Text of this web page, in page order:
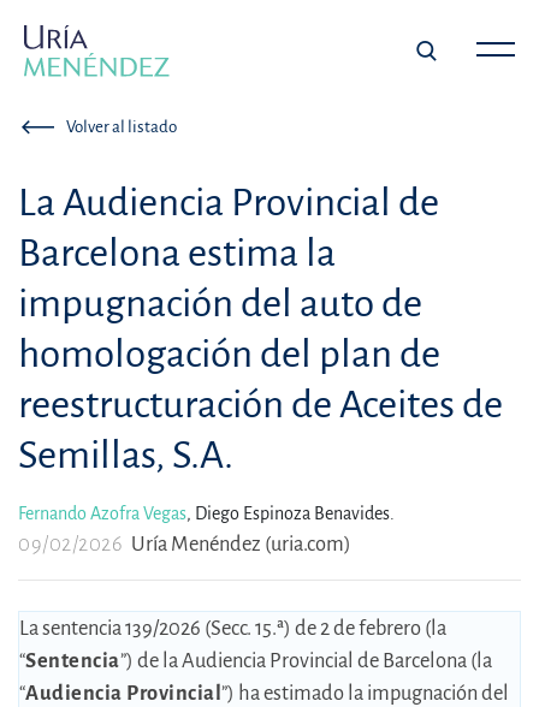
Volver al listado
La Audiencia Provincial de
Barcelona estima la
impugnación del auto de
homologación del plan de
reestructuración de Aceites de
Semillas, S.A.
Fernando Azofra Vegas, Diego Espinoza Benavides.
09/02/2026 Uría Menéndez (uria.com)
La sentencia 139/2026 (Secc. 15.ª) de 2 de febrero (la
“Sentencia”) de la Audiencia Provincial de Barcelona (la
“Audiencia Provincial ”) ha estimado la impugnación del